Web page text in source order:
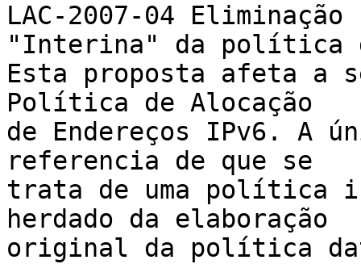
LAC-2007-04
"Interina" da política
Esta proposta afeta a
Política de Alocação
de Endereços IPv6. A
referencia de que se
trata de uma política
herdado da elaboração
original da política